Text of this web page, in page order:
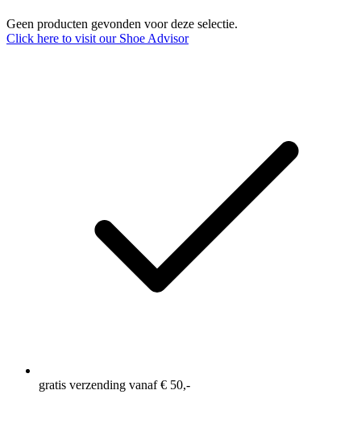
Geen producten gevonden voor deze selectie.
Click here to visit our Shoe Advisor
gratis verzending vanaf € 50,-